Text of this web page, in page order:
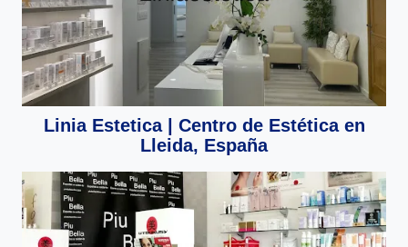
Linia Estetica | Centro de Estética en
Lleida, España